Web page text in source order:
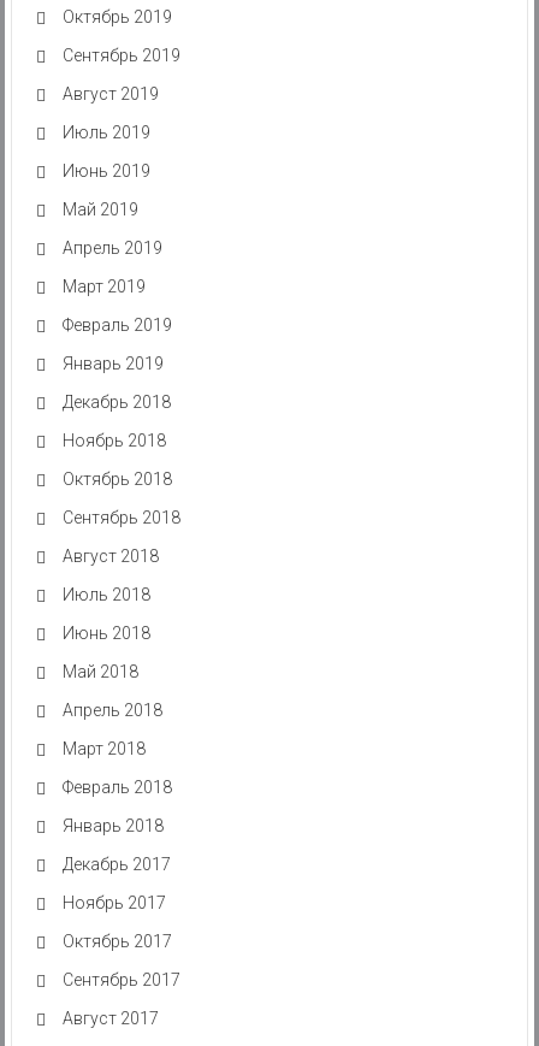
Октябрь 2019
Сентябрь 2019
Август 2019
Июль 2019
Июнь 2019
Май 2019
Апрель 2019
Март 2019
Февраль 2019
Январь 2019
Декабрь 2018
Ноябрь 2018
Октябрь 2018
Сентябрь 2018
Август 2018
Июль 2018
Июнь 2018
Май 2018
Апрель 2018
Март 2018
Февраль 2018
Январь 2018
Декабрь 2017
Ноябрь 2017
Октябрь 2017
Сентябрь 2017
Август 2017